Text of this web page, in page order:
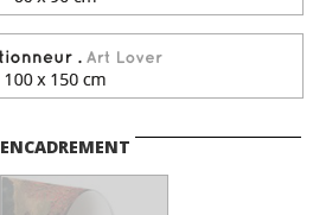
ENCADREMENT